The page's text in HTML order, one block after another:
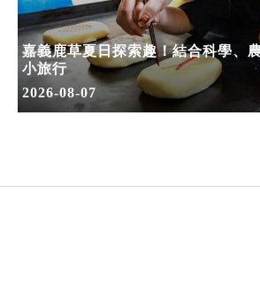
嘉義鹿草夏日探索趣！結合科學、
小旅行
2026-08-07